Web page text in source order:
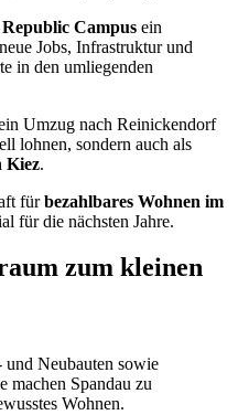
Campus ein
Jobs, Infrastruktur und
in den umliegenden
Umzug nach Reinickendorf
lohnen, sondern auch als
Kiez.
fürbezahlbares Wohnen im
für die nächsten Jahre.
zum kleinen
Neubauten sowie
machen Spandau zu
Wohnen.